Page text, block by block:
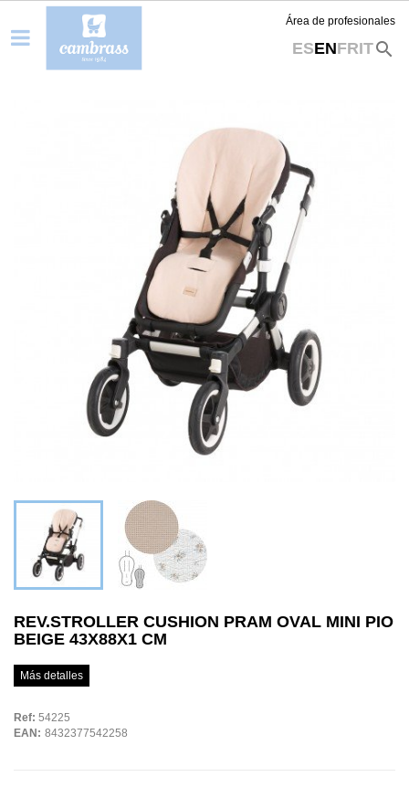
Área de profesionales
ESENFRITsearch
REV.STROLLER CUSHION PRAM OVAL MINI PIO
BEIGE 43X88X1 CM
Más detalles
Ref: 54225
EAN: 8432377542258